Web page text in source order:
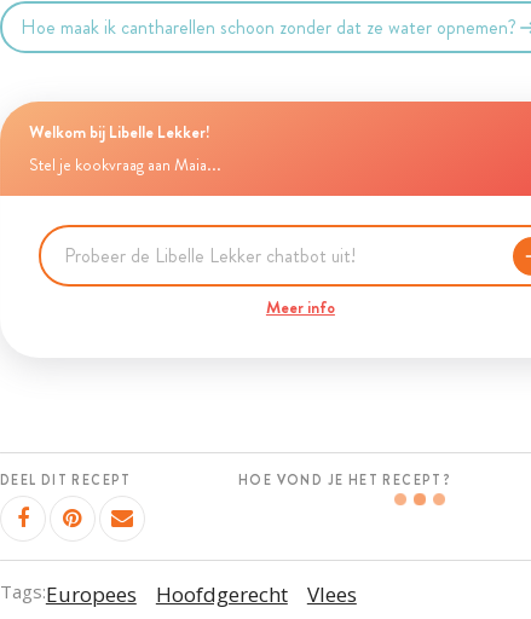
Hoe maak ik cantharellen schoon zonder dat ze water opnemen?
Welkom bij Libelle Lekker!
Stel je kookvraag aan Maia...
Meer info
DEEL DIT RECEPT HOE VOND JE HET RECEPT?
Tags:Europees Hoofdgerecht Vlees